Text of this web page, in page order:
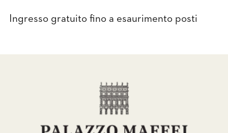
Ingresso gratuito fino a esaurimento posti